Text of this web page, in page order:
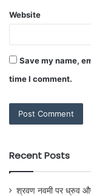
Website
Save my name,
time I comment.
Recent Posts
श्रवण नवमी पर ध्रुव और